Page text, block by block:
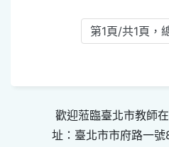
第1頁/共1頁，
歡迎蒞臨臺北市教師
址：臺北市市府路一